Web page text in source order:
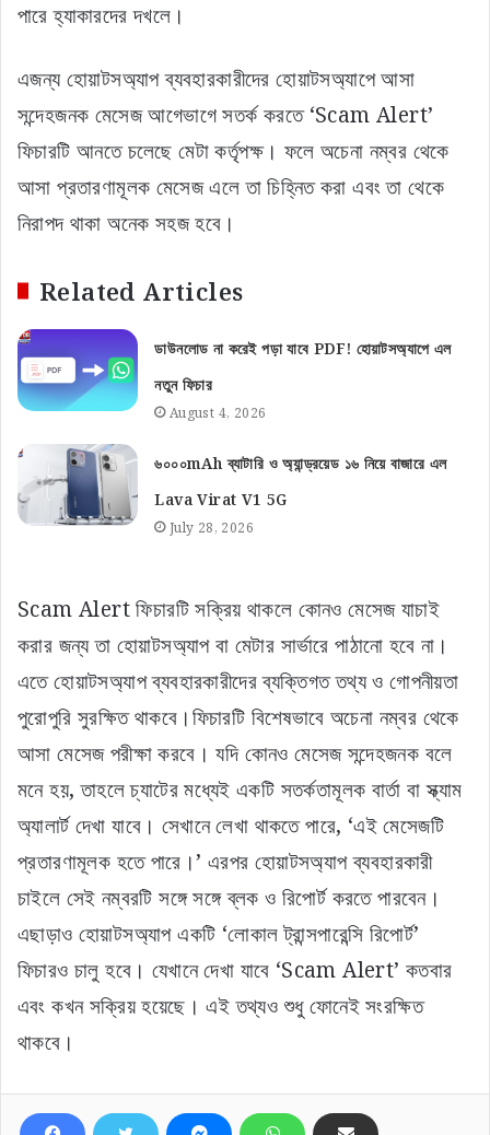
পারে হ্যাকারদের দখলে।
এজন্য হোয়াটসঅ্যাপ ব্যবহারকারীদের হোয়াটসঅ্যাপে আসা
সন্দেহজনক মেসেজ আগেভাগে সতর্ক করতে ‘Scam Alert’
ফিচারটি আনতে চলেছে মেটা কর্তৃপক্ষ। ফলে অচেনা নম্বর থেকে
আসা প্রতারণামূলক মেসেজ এলে তা চিহ্নিত করা এবং তা থেকে
নিরাপদ থাকা অনেক সহজ হবে।
Related Articles
ডাউনলোড না করেই পড়া যাবে PDF! হোয়াটসঅ্যাপে এল
নতুন ফিচার
August 4, 2026
৬০০০mAh ব্যাটারি ও অ্যান্ড্রয়েড ১৬ নিয়ে বাজারে এল
Lava Virat V1 5G
July 28, 2026
Scam Alert ফিচারটি সক্রিয় থাকলে কোনও মেসেজ যাচাই
করার জন্য তা হোয়াটসঅ্যাপ বা মেটার সার্ভারে পাঠানো হবে না।
এতে হোয়াটসঅ্যাপ ব্যবহারকারীদের ব্যক্তিগত তথ্য ও গোপনীয়তা
পুরোপুরি সুরক্ষিত থাকবে।ফিচারটি বিশেষভাবে অচেনা নম্বর থেকে
আসা মেসেজ পরীক্ষা করবে। যদি কোনও মেসেজ সন্দেহজনক বলে
মনে হয়, তাহলে চ্যাটের মধ্যেই একটি সতর্কতামূলক বার্তা বা স্ক্যাম
অ্যালার্ট দেখা যাবে। সেখানে লেখা থাকতে পারে, ‘এই মেসেজটি
প্রতারণামূলক হতে পারে।’ এরপর হোয়াটসঅ্যাপ ব্যবহারকারী
চাইলে সেই নম্বরটি সঙ্গে সঙ্গে ব্লক ও রিপোর্ট করতে পারবেন।
এছাড়াও হোয়াটসঅ্যাপ একটি ‘লোকাল ট্রান্সপারেন্সি রিপোর্ট’
ফিচারও চালু হবে। যেখানে দেখা যাবে ‘Scam Alert’ কতবার
এবং কখন সক্রিয় হয়েছে। এই তথ্যও শুধু ফোনেই সংরক্ষিত
থাকবে।